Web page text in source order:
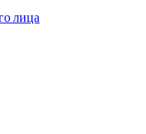
лица